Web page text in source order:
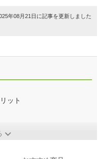
年08月21日に記事を更新しました
ット